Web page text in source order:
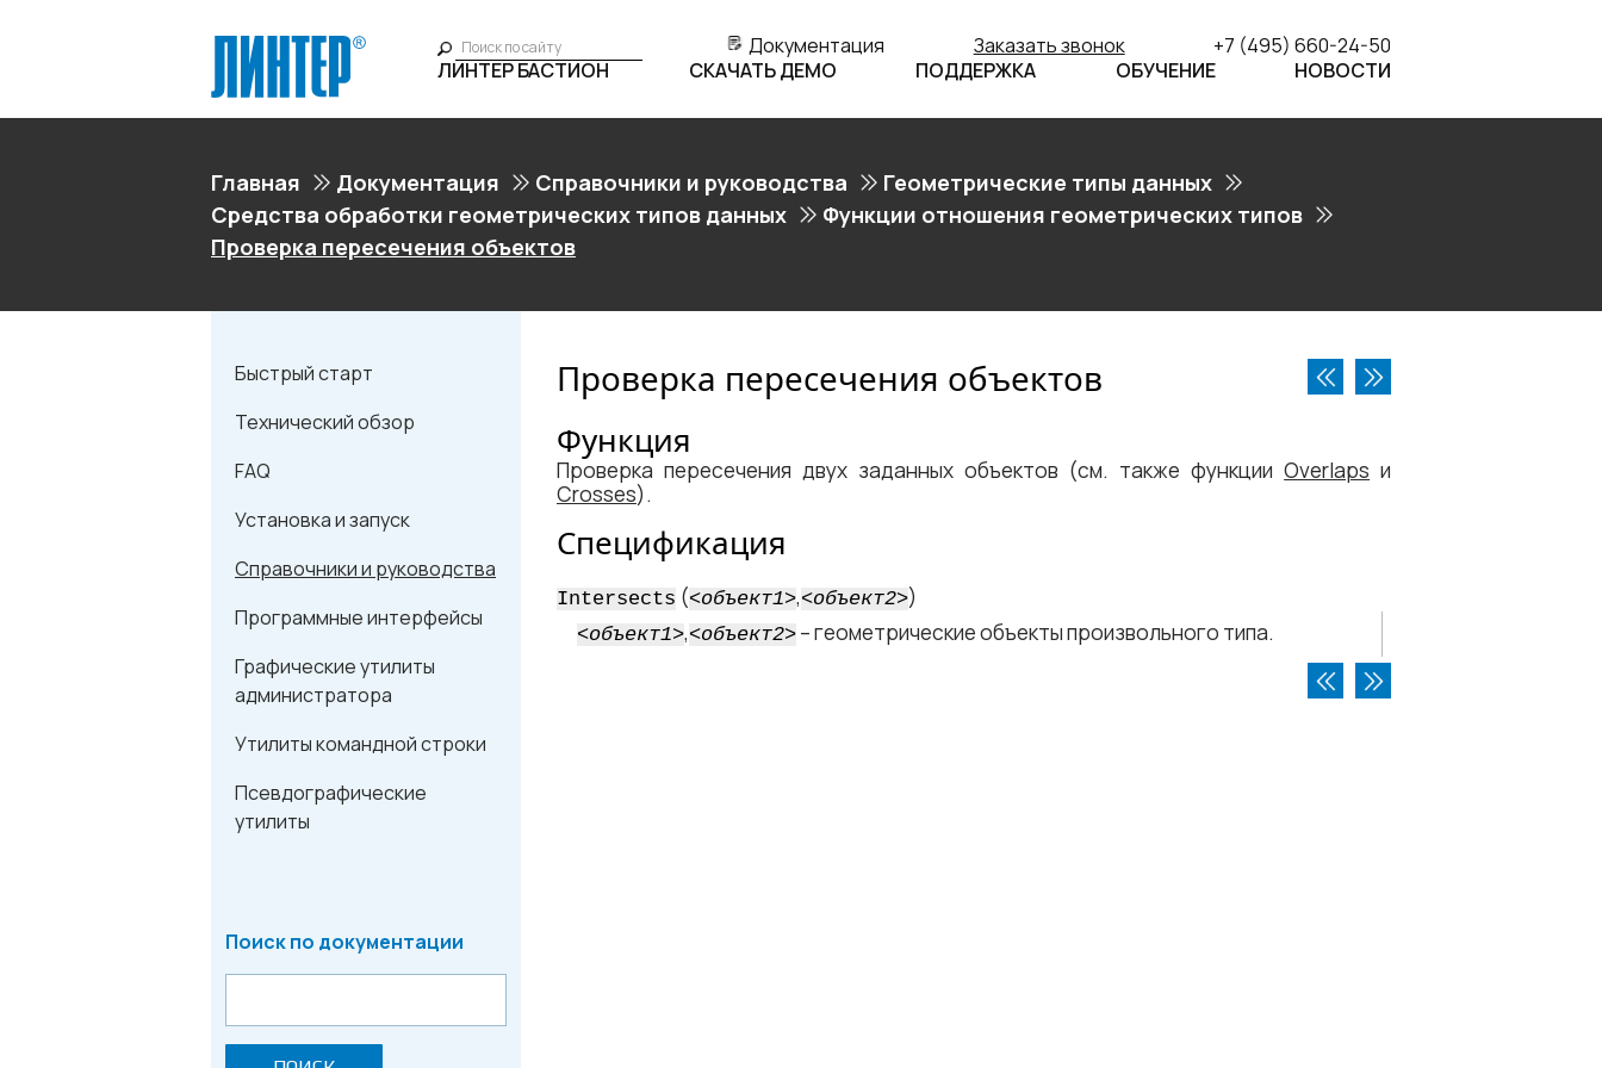
Документация Заказать звонок
+7 (495) 660-24-50
ЛИНТЕР БАСТИОН
СКАЧАТЬ ДЕМО ПОДДЕРЖКА ОБУЧЕНИЕ НОВОСТИ
Главная Документация Справочники и руководства
Геометрические типы данных
Средства обработки геометрических типов данных
Функции отношения геометрических типов
Проверка пересечения объектов
Быстрый старт
Технический обзор
FAQ
Установка и запуск
Справочники и руководства
Программные интерфейсы
Графические утилиты
администратора
Утилиты командной строки
Псевдографические
утилиты
Поиск по документации
Проверка пересечения объектов
Функция
Проверка пересечения двух заданных объектов (см. также функцииOverlaps и
Crosses).
Спецификация
Intersects (<​объект1​>,<​объект2​>)
<​объект1​>,<​объект2​> – геометрические объекты произвольного типа.